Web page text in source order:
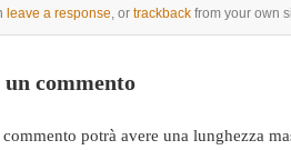
leave a response , or trackback from your own
commento
potrà avere una lunghezza